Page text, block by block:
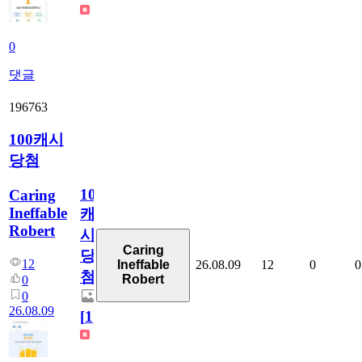
0
댓글
196763
100캐시
당첨
Caring
Ineffable
Robert
12
0
0
26.08.09
100
캐
시
당
첨
[1]
Caring
Ineffable
Robert
26.08.09 12 0 0